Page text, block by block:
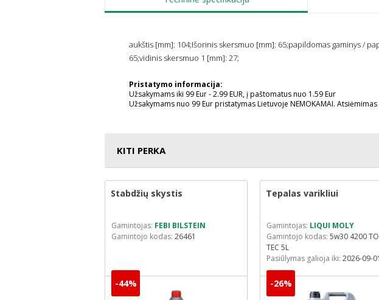
aukštis [mm]: 104;Išorinis skersmuo [mm]: 65;papildomas gaminys /
65;vidinis skersmuo 1 [mm]: 27;
Pristatymo informacija:
Užsakymams iki 99 Eur - 2.99 EUR, į paštomatus nuo 1.59 Eur
Užsakymams nuo 99 Eur pristatymas Lietuvoje NEMOKAMAI.
KITI PERKA
Stabdžių skystis
Gamintojas: FEBI BILSTEIN
Gamintojo kodas: 26461
-44%
Tepalas varikliui
Gamintojas: LIQUI MOLY
Gamintojo kodas: 5w30 4200
TEC 5L
Pasiūlymas galioja iki: 2026-09-01
-26%